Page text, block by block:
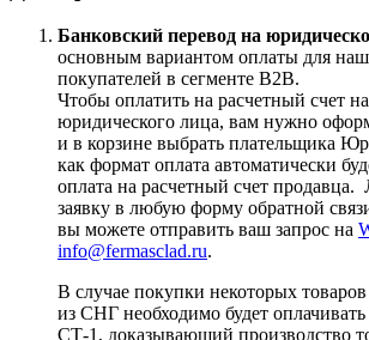
Банковский перевод на
основным вариантом оплаты для
покупателей в сегменте B2B.
Чтобы оплатить на расчетный счет
юридического лица, вам нужно
и в корзине выбрать плательщика
как формат оплата автоматически
оплата на расчетный счет продавца.
заявку в любую форму обратной
вы можете отправить ваш запрос на
info@fermasclad.ru.
В случае покупки некоторых
из СНГ необходимо будет
СТ-1, доказывающий производство